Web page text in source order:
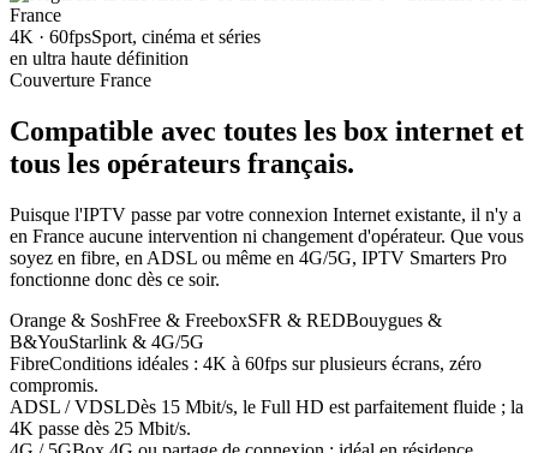
4K · 60fpsSport, cinéma et séries
en ultra haute définition
Couverture France
Compatible avec toutes les box internet et
tous les opérateurs français.
Puisque l'IPTV passe par votre connexion Internet existante, il n'y a
en France aucune intervention ni changement d'opérateur. Que vous
soyez en fibre, en ADSL ou même en 4G/5G, IPTV Smarters Pro
fonctionne donc dès ce soir.
Orange & SoshFree & FreeboxSFR & REDBouygues &
B&YouStarlink & 4G/5G
FibreConditions idéales : 4K à 60fps sur plusieurs écrans, zéro
compromis.
ADSL / VDSLDès 15 Mbit/s, le Full HD est parfaitement fluide ; la
4K passe dès 25 Mbit/s.